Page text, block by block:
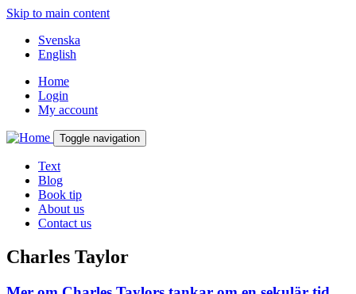
Skip to main content
Svenska
English
Home
Login
My account
Toggle navigation
Text
Blog
Book tip
About us
Contact us
Charles Taylor